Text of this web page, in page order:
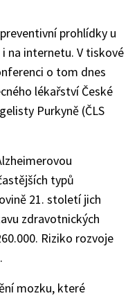
prohlídky u
na internetu. V tiskové
o tom dnes
lékařství České
Purkyně (ČLS
typů
21. století jich
zdravotnických
Riziko rozvoje
mozku, které